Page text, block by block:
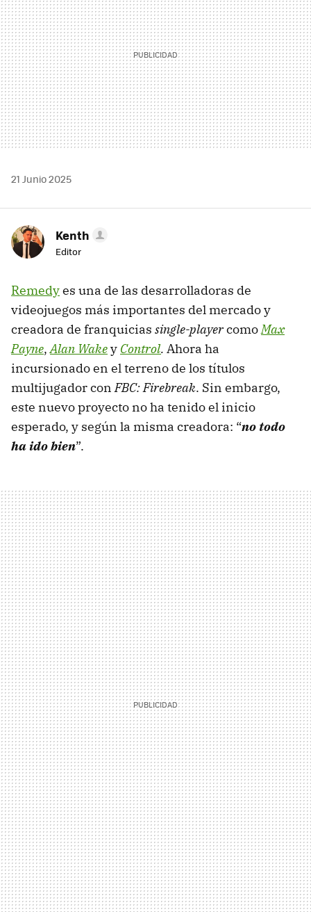
21 Junio 2025
Kenth
Editor
Remedyes una de las desarrolladoras de
videojuegos más importantes del mercado y
creadora de franquicias single-playercomoMax
Payne,Alan Wakey Control. Ahora ha
incursionado en el terreno de los títulos
multijugador conFBC: Firebreak. Sin embargo,
este nuevo proyecto no ha tenido el inicio
esperado, y según la misma creadora: “no todo
ha ido bien”.